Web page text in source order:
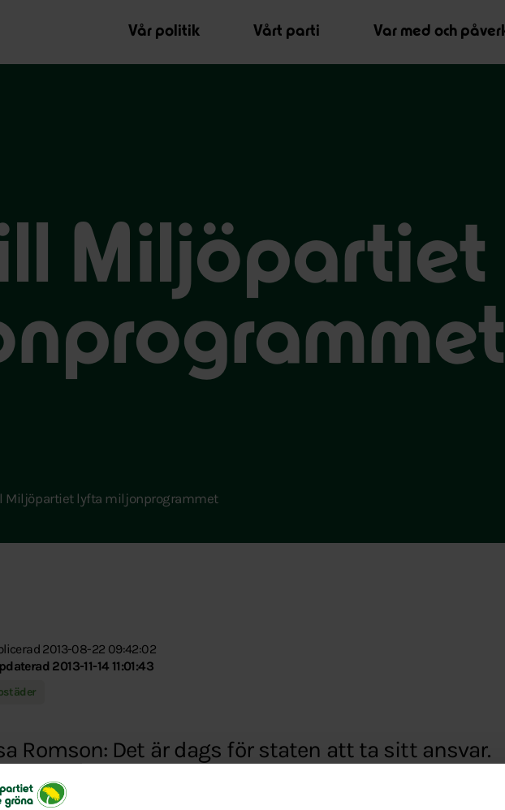
Vår politik
Vårt parti Var med och
Miljöpartiet lyfta miljonprogrammet
2013-08-22 09:42:02
2013-11-14 11:01:43
Romson: Det är dags för staten att ta sitt ansvar.
Artikel